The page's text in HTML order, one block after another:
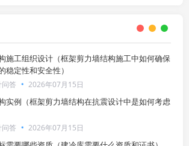
施工组织设计（框架剪力墙结构施工中如何确保
稳定性和安全性）
答 2026年07月15日
实例（框架剪力墙结构在抗震设计中是如何考虑
答 2026年07月15日